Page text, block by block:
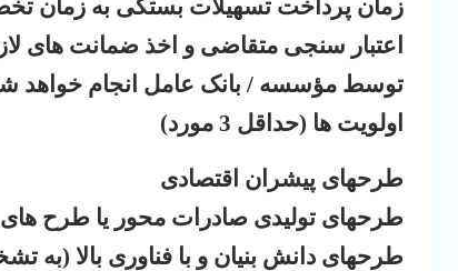
زمان پرداخت تسهیلات بستگی به زمان
اعتبار سنجی متقاضی و اخذ ضمانت های
توسط مؤسسه / بانک عامل انجام خواهد
اولویت ها (حداقل 3 مورد)
طرحهای پیشران اقتصادی
طرحهای تولیدی صادرات محور یا طرح های
طرحهای دانش بنیان و با فناوری بالا (به